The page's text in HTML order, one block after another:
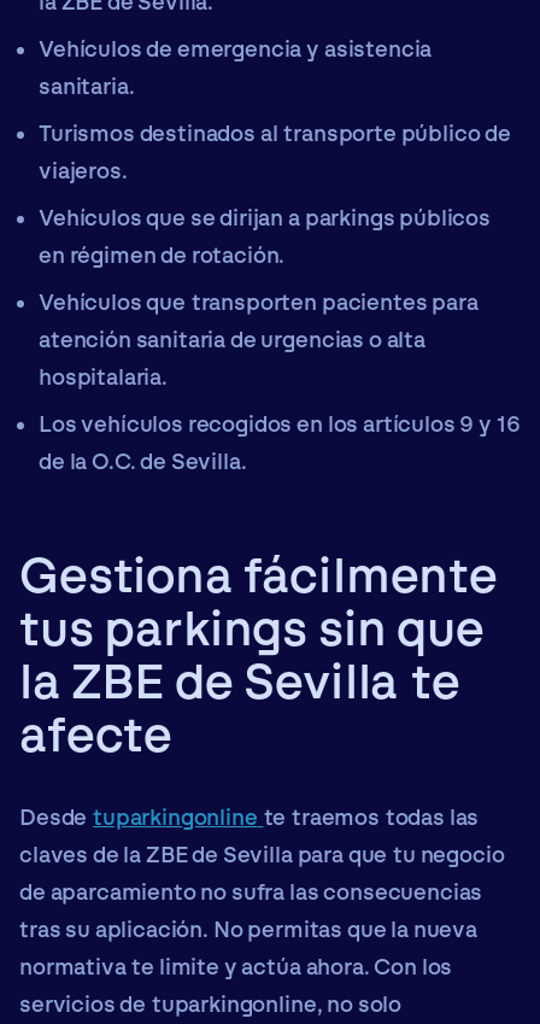
Vehículos de emergencia y asistencia
sanitaria.
Turismos destinados al transporte público de
viajeros.
Vehículos que se dirijan a parkings públicos
en régimen de rotación.
Vehículos que transporten pacientes para
atención sanitaria de urgencias o alta
hospitalaria.
Los vehículos recogidos en los artículos 9 y 16
de la O.C. de Sevilla.
Gestiona fácilmente
tus parkings sin que
la ZBE de Sevilla te
afecte
Desde tuparkingonline te traemos todas las
claves de la ZBE de Sevilla para que tu negocio
de aparcamiento no sufra las consecuencias
tras su aplicación. No permitas que la nueva
normativa te limite y actúa ahora. Con los
servicios de tuparkingonline, no solo